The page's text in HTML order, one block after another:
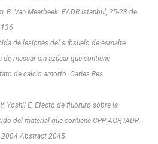
B. Van Meerbeek. EADR Istanbul, 25-28 de
de lesiones del subsuelo de esmalte
mascar sin azúcar que contiene
de calcio amorfo. Caries Res
Yoshii E, Efecto de fluoruro sobre la
del material que contiene CPP-ACP, IADR,
2004 Abstract 2045.